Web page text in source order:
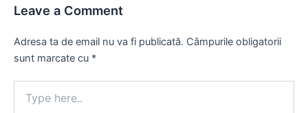
Leave a Comment
Adresa ta de email nu va fi publicată. Câmpurile obligatorii
sunt marcate cu *
here..